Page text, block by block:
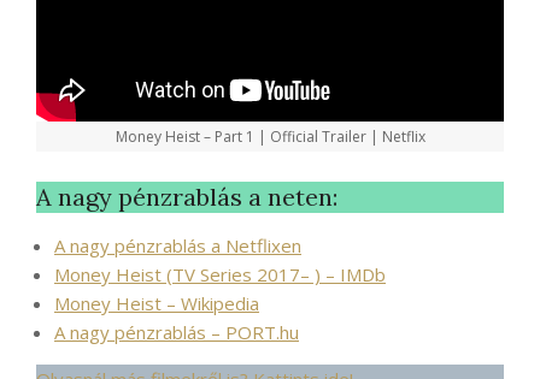
Money Heist – Part 1 | Official Trailer | Netflix
A nagy pénzrablás a neten:
A nagy pénzrablás a Netflixen
Money Heist (TV Series 2017– ) – IMDb
Money Heist – Wikipedia
A nagy pénzrablás – PORT.hu